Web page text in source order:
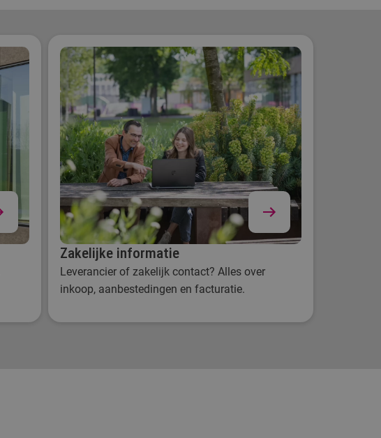
Zakelijke informatie
Leverancier of zakelijk contact? Alles over
inkoop, aanbestedingen en facturatie.